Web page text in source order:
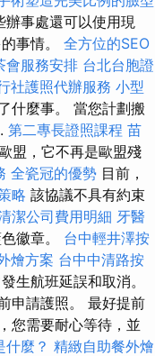
事處還可以使用現
事情。 全方位的SEO
會服務安排 台北台胞證
社護照代辦服務 小型
什麼事。 當您計劃搬
第二專長證照課程 苗
盟，它不再是歐盟殘
全瓷冠的優勢 目前，
略 該協議不具有約束
潔公司費用明細 牙醫
徽章。 台中輕井澤按
燴方案 台中中清路按
生航班延誤和取消。
申請護照。 最好提前
您需要耐心等待，並
什麼？ 精緻自助餐外燴